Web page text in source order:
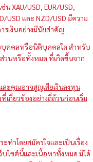
XAU/USD, EUR/USD,
USD และ NZD/USD มีความ
รเงินอย่างมีนัยสำคัญ
บุคคลหรือนิติบุคคลใด สำหรับ
วนหรือทั้งหมด ที่เกิดขึ้นจาก
ละคุณอาจสูญเสียเงินลงทุน
เกี่ยวข้องอย่างถี่ถ้วนก่อนเริ่ม
ทำโดยสมัครใจและเป็นเรื่อง
บไซต์นี้และเนื้อหาทั้งหมด มิได้